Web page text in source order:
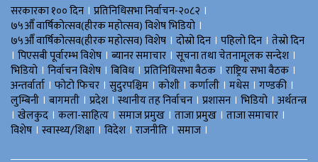
सरकारका १०० दिन । प्रतिनिधिसभा निर्वाचन-२०८२ ।
७५औँ वार्षिकोत्सव(हीरक महोत्सव) विशेष भिडियाे ।
७५औँ वार्षिकोत्सव(हीरक महोत्सव) विशेष । दोस्रो दिन । पहिलो दिन । तेस्रो दिन
। पिएसबी पूर्वारम्भ विशेष । ब्यानर समाचार । सूचना तथा चेतनामूलक सन्देश ।
भिडियाे । निर्वाचन विशेष । बिविध। प्रतिनिधिसभा बैठक । राष्ट्रिय सभा बैठक ।
अन्तर्वार्ता । फोटो फिचर । सुदुरपश्चिम । काेशी । कर्णाली । मधेस । गण्डकी ।
लुम्बिनी । बागमती । प्रदेश । स्थानीय तह निर्वाचन । प्रशासन । भिडियो । अर्थतन्त्र
। खेलकुद । कला-साहित्य । समाज प्रमुख । ताजा प्रमुख । ताजा समाचार ।
विशेष । स्वास्थ्य/शिक्षा । विदेश । राजनीति । समाज ।